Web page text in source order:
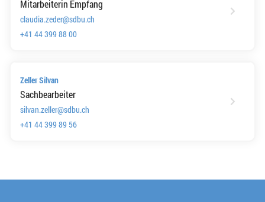
Mitarbeiterin Empfang
claudia.zeder@sdbu.ch
+41 44 399 88 00
Zeller Silvan
Sachbearbeiter
silvan.zeller@sdbu.ch
+41 44 399 89 56